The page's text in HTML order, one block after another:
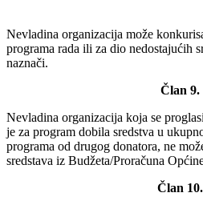
Nevladina organizacija može
programa rada ili za dio nedostajućih
naznači.
Član 9.
Nevladina organizacija koja se
je za program dobila sredstva u
programa od drugog donatora, ne
sredstava iz Budžeta/Proračuna
Član 10.